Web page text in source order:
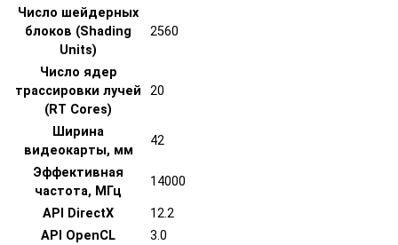
Число шейдерных
блоков (Shading
Units)
2560
Число ядер
трассировки лучей
(RT Cores)
20
Ширина
видеокарты, мм
42
Эффективная
частота, МГц
14000
API DirectX
12.2
API OpenCL
3.0